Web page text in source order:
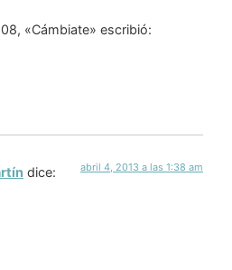
«Cámbiate» escribió:
dice: abril 4, 2013 a las 1:38 am